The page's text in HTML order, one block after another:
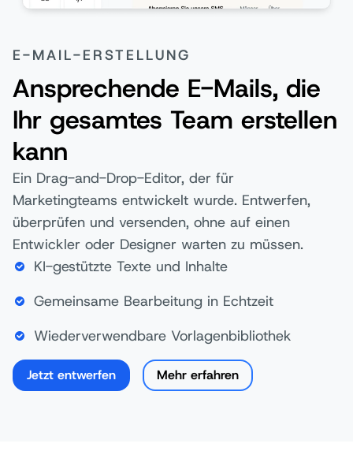
E-MAIL-ERSTELLUNG
Ansprechende E-Mails, die
Ihr gesamtes Team erstellen
kann
Ein Drag-and-Drop-Editor, der für
Marketingteams entwickelt wurde. Entwerfen,
überprüfen und versenden, ohne auf einen
Entwickler oder Designer warten zu müssen.
KI-gestützte Texte und Inhalte
Gemeinsame Bearbeitung in Echtzeit
Wiederverwendbare Vorlagenbibliothek
Jetzt entwerfen Mehr erfahren